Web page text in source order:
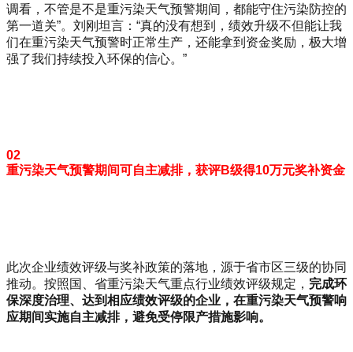
调看，不管是不是重污染天气预警期间，都能守住污染防控的
第一道关”。刘刚坦言：“真的没有想到，绩效升级不但能让我
们在重污染天气预警时正常生产，还能拿到资金奖励，极大增
强了我们持续投入环保的信心。”
02
重污染天气预警期间可自主减排，获评B级得10万元奖补资金
此次企业绩效评级与奖补政策的落地，源于省市区三级的协同
推动。按照国、省重污染天气重点行业绩效评级规定， 完成环
保深度治理、达到相应绩效评级的企业，在重污染天气预警响
应期间实施自主减排，避免受停限产措施影响。